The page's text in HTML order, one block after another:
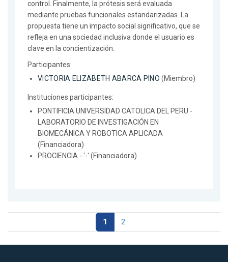
control. Finalmente, la prótesis será evaluada
mediante pruebas funcionales estandarizadas. La
propuesta tiene un impacto social significativo, que se
refleja en una sociedad inclusiva donde el usuario es
clave en la concientización.
Participantes:
VICTORIA ELIZABETH ABARCA PINO (Miembro)
Instituciones participantes:
PONTIFICIA UNIVERSIDAD CATOLICA DEL PERU -
LABORATORIO DE INVESTIGACIÓN EN
BIOMECÁNICA Y ROBOTICA APLICADA
(Financiadora)
PROCIENCIA - '-' (Financiadora)
1 2